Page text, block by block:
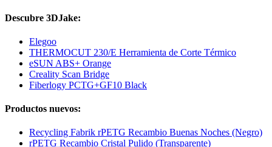
Descubre 3DJake:
Elegoo
THERMOCUT 230/E Herramienta de Corte Térmico
eSUN ABS+ Orange
Creality Scan Bridge
Fiberlogy PCTG+GF10 Black
Productos nuevos:
Recycling Fabrik rPETG Recambio Buenas Noches (Negro)
rPETG Recambio Cristal Pulido (Transparente)